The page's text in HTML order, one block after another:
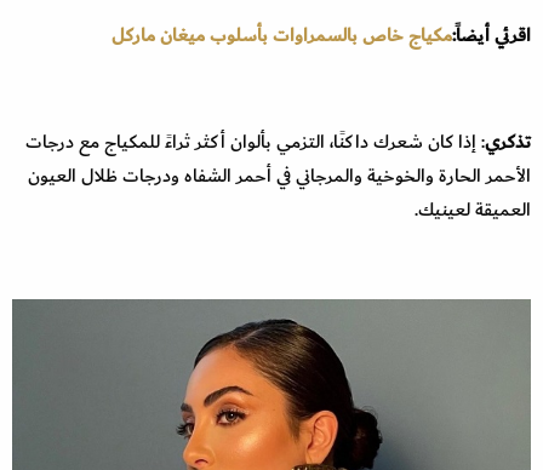
اقرئي أيضاً:مكياج خاص بالسمراوات بأسلوب ميغان ماركل
تذكري: إذا كان شعرك داكنًا، التزمي بألوان أكثر ثراءً للمكياج مع درجات
الأحمر الحارة والخوخية والمرجاني في أحمر الشفاه ودرجات ظلال العيون
العميقة لعينيك.